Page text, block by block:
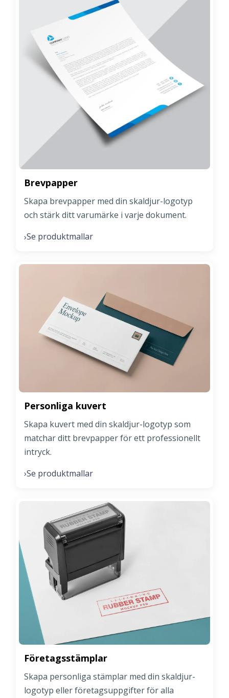
Brevpapper
Skapa brevpapper med din skaldjur-logotyp
och stärk ditt varumärke i varje dokument.
›Se produktmallar
Personliga kuvert
Skapa kuvert med din skaldjur-logotyp som
matchar ditt brevpapper för ett professionellt
intryck.
›Se produktmallar
Företagsstämplar
Skapa personliga stämplar med din skaldjur-
logotyp eller företagsuppgifter för alla